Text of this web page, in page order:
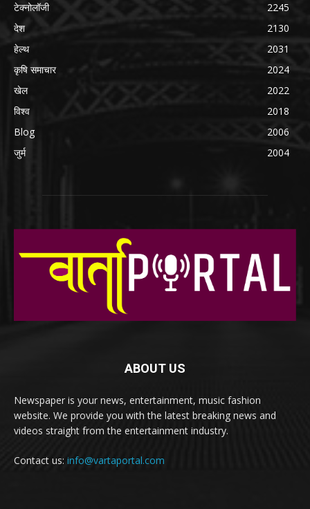
टेक्नोलॉजी
2245
देश
2130
हेल्थ
2031
कृषि समाचार
2024
खेल
2022
विश्व
2018
Blog
2006
जुर्म
2004
ABOUT US
Newspaper is your news, entertainment, music fashion
website. We provide you with the latest breaking news and
videos straight from the entertainment industry.
Contact us: info@vartaportal.com